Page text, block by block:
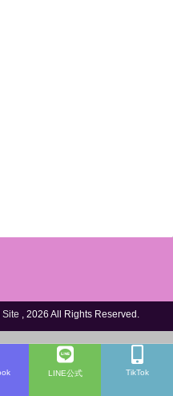
LINE公式 TikTok
Site , 2026 All Rights Reserved.